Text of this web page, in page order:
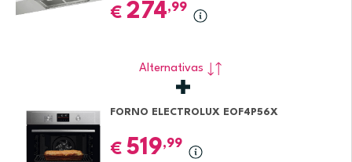
€ 274,99
Alternativas
FORNO ELECTROLUX EOF4P56X
€ 519,99